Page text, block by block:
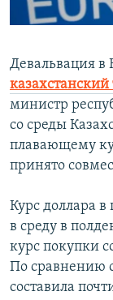
Հայերեն
English
Русский
Все сайты
Девальвация в
казахстанский
министр
со среды
плавающему
принято
Курс доллара
в среду в
курс покупки
По сравнению
составила
byРадио